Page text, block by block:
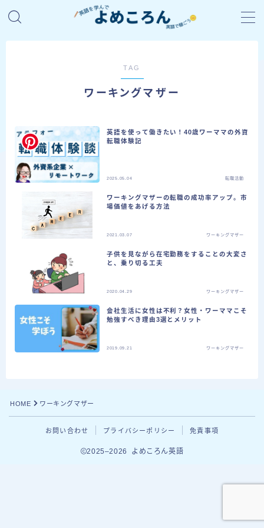
TAG
ワーキングマザー
英語を使って働きたい！40歳ワーママの外資
転職体験記
2025.05.04 転職活動
ワーキングマザーの転職の成功率アップ。市
場価値をあげる方法
2021.03.07 ワーキングマザー
子供を見ながら在宅勤務をすることの大変さ
と、乗り切る工夫
2020.04.29 ワーキングマザー
会社生活に女性は不利？女性・ワーママこそ
勉強すべき理由3選とメリット
2019.09.21 ワーキングマザー
HOME ワーキングマザー
お問い合わせ プライバシーポリシー 免責事項
2025–2026 よめころん英語